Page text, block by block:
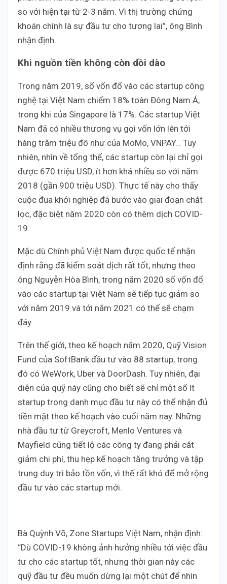
so với hiện tại từ 2-3 năm. Vì thị trường chứng
khoán chính là sự đầu tư cho tương lai”, ông Bình
nhận định.
Khi nguồn tiền không còn dồi dào
Trong năm 2019, số vốn đổ vào các startup công
nghệ tại Việt Nam chiếm 18% toàn Đông Nam Á,
trong khi của Singapore là 17%. Các startup Việt
Nam đã có nhiều thương vụ gọi vốn lớn lên tới
hàng trăm triệu đô như của MoMo, VNPAY… Tuy
nhiên, nhìn về tổng thể, các startup còn lại chỉ gọi
được 670 triệu USD, ít hơn khá nhiều so với năm
2018 (gần 900 triệu USD). Thực tế này cho thấy
cuộc đua khởi nghiệp đã bước vào giai đoạn chắt
lọc, đặc biệt năm 2020 còn có thêm dịch COVID-
19.
Mặc dù Chính phủ Việt Nam được quốc tế nhận
định rằng đã kiểm soát dịch rất tốt, nhưng theo
ông Nguyễn Hòa Bình, trong năm 2020 số vốn đổ
vào các startup tại Việt Nam sẽ tiếp tục giảm so
với năm 2019 và tới năm 2021 có thể sẽ chạm
đáy.
Trên thế giới, theo kế hoạch năm 2020, Quỹ Vision
Fund của SoftBank đầu tư vào 88 startup, trong
đó có WeWork, Uber và DoorDash. Tuy nhiên, đại
diện của quỹ này cũng cho biết sẽ chỉ một số ít
startup trong danh mục đầu tư này có thể nhận đủ
tiền mặt theo kế hoạch vào cuối năm nay. Những
nhà đầu tư từ Greycroft, Menlo Ventures và
Mayfield cũng tiết lộ các công ty đang phải cắt
giảm chi phí, thu hẹp kế hoạch tăng trưởng và tập
trung duy trì bảo tồn vốn, vì thế rất khó để mở rộng
đầu tư vào các startup mới.
Bà Quỳnh Võ, Zone Startups Việt Nam, nhận định:
“Dù COVID-19 không ảnh hưởng nhiều tới việc đầu
tư cho các startup tốt, nhưng thời gian này các
quỹ đầu tư đều muốn dừng lại một chút để nhìn